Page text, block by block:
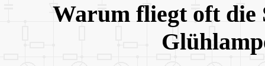
Warum fliegt oft die